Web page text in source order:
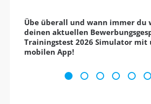
Übe überall und wann immer du
deinen aktuellen
Trainingstest 2026 Simulator mit
mobilen App!